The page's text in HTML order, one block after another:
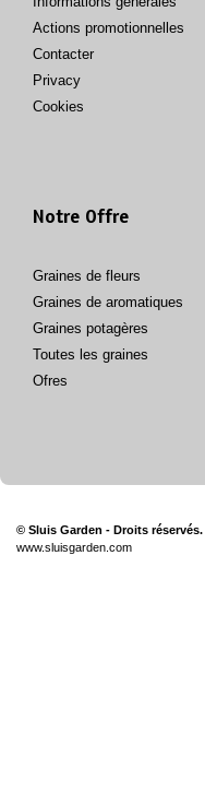
Actions promotionnelles
Contacter
Privacy
Cookies
Notre Offre
Graines de fleurs
Graines de aromatiques
Graines potagères
Toutes les graines
Ofres
© Sluis Garden - Droits réservés.
www.sluisgarden.com